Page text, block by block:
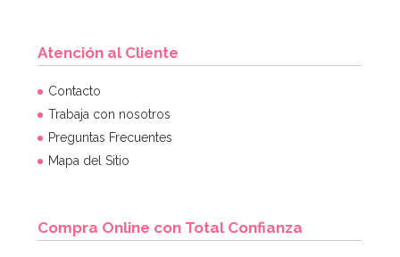
Atención al Cliente
Contacto
Trabaja con nosotros
Preguntas Frecuentes
Mapa del Sitio
Compra Online con Total Confianza